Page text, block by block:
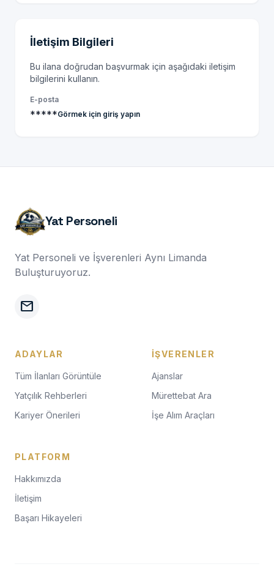
İletişim Bilgileri
Bu ilana doğrudan başvurmak için aşağıdaki iletişim
bilgilerini kullanın.
E-posta
*****Görmek için giriş yapın
Yat Personeli
Yat Personeli ve İşverenleri Aynı Limanda
Buluşturuyoruz.
mail
ADAYLAR
Tüm İlanları Görüntüle
Yatçılık Rehberleri
Kariyer Önerileri
İŞVERENLER
Ajanslar
Mürettebat Ara
İşe Alım Araçları
PLATFORM
Hakkımızda
İletişim
Başarı Hikayeleri